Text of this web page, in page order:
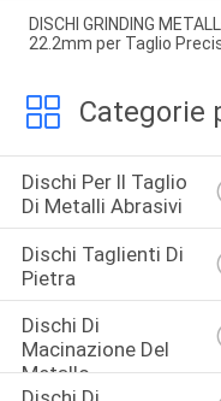
DISCHI GRINDING
22.2mm per Taglio
Categorie
Dischi Per Il Taglio
Di Metalli Abrasivi
Dischi Taglienti Di
Pietra
Dischi Di
Macinazione Del
Metallo